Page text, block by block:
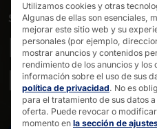
SIEMENS HIMED INFOPOINT
hospitales
Utilizamos cookies y otras
Algunas de ellas son esenciales,
mejorar este sitio web y su
personales (por ejemplo,
mostrar anuncios y contenidos
rendimiento de los anuncios y los
información sobre el uso de sus
política de privacidad. No es
para el tratamiento de sus datos
oferta. Puede revocar o
momento en la sección de